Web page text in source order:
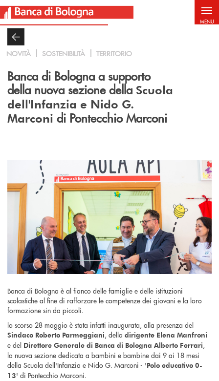
Salta al contenuto principale
MENU
NOVITÀ SOSTENIBILITÀ TERRITORIO
Banca di Bologna a supporto
della nuova sezione della Scuola
dell'Infanzia e Nido G.
Marconi di Pontecchio Marconi
Banca di Bologna è al fianco delle famiglie e delle istituzioni
scolastiche al fine di rafforzare le competenze dei giovani e la loro
formazione sin da piccoli.
lo scorso 28 maggio è stata infatti inaugurata, alla presenza del
Sindaco Roberto Parmeggiani, della dirigente Elena Manfroni
e del Direttore Generale di Banca di Bologna Alberto Ferrari,
la nuova sezione dedicata a bambini e bambine dai 9 ai 18 mesi
della Scuola dell'Infanzia e Nido G. Marconi - 'Polo educativo 0-
13' di Pontecchio Marconi.